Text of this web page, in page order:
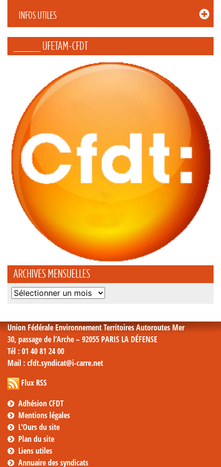
INFOS UTILES
_____ UFETAM-CFDT
ARCHIVES MENSUELLES
Archives
Union Fédérale Environnement Territoires Autoroutes Mer
30, passage de l’Arche – 92055 PARIS LA DÉFENSE
Tél : 01 40 81 24 00
Mail : cfdt.syndicat@i-carre.net
Flux RSS
Adhésion CFDT
Mentions légales
L’Ours du site
Plan du site
Liens utiles
Annuaire des syndicats